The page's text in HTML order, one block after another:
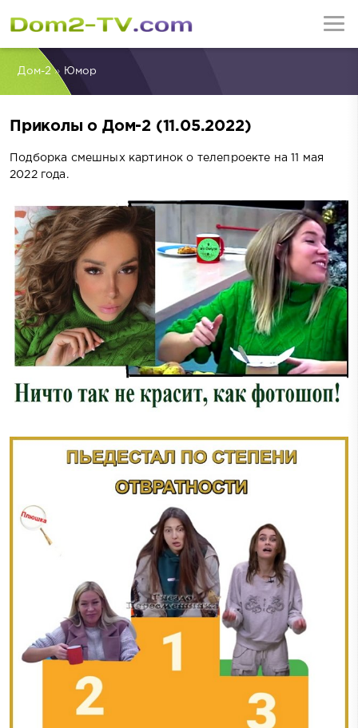
Дом-2» Юмор
Приколы о Дом-2 (11.05.2022)
Подборка смешных картинок о телепроекте на 11 мая
2022 года.